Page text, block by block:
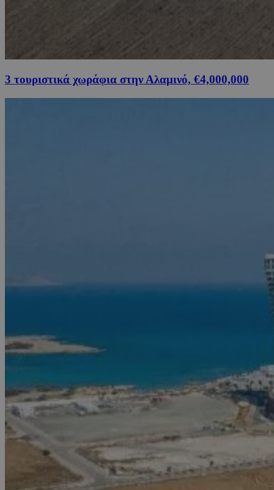
3 τουριστικά χωράφια στην Αλαμινό, €4,000,000